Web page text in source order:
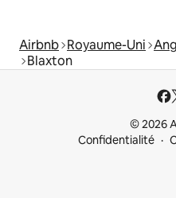
Airbnb Royaume-Uni
Blaxton
© 2026
Confidentialité